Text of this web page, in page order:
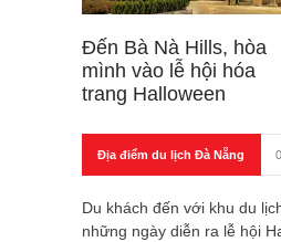
Đến Bà Nà Hills, hòa
mình vào lễ hội hóa
trang Halloween
Địa điểm du lịch Đà Nẵng
Du khách đến với khu du
những ngày diễn ra lễ hội